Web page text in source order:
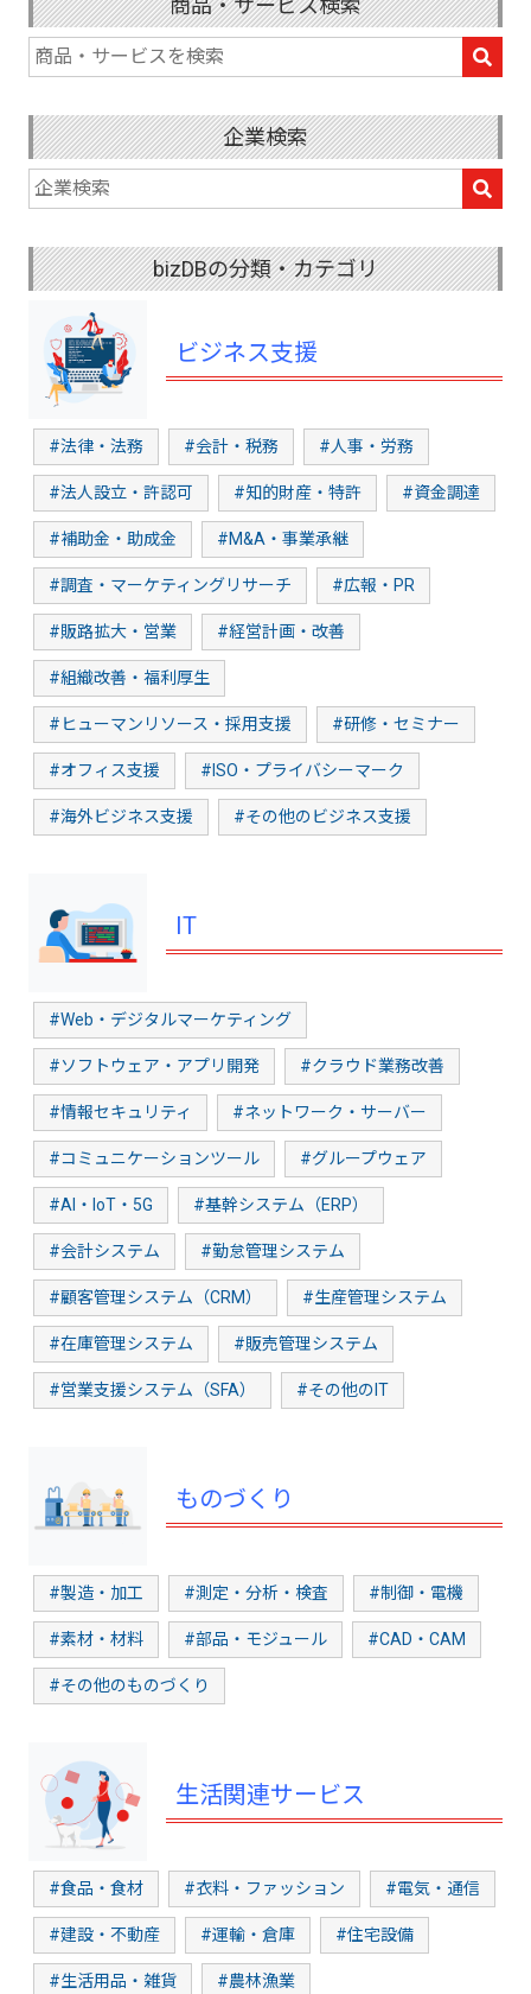
商品・サービス検索
企業検索
bizDBの分類・カテゴリ
ビジネス支援
#法律・法務 #会計・税務 #人事・労務
#法人設立・許認可 #知的財産・特許 #資金調達
#補助金・助成金 #M&A・事業承継
#調査・マーケティングリサーチ #広報・PR
#販路拡大・営業 #経営計画・改善
#組織改善・福利厚生
#ヒューマンリソース・採用支援 #研修・セミナー
#オフィス支援 #ISO・プライバシーマーク
#海外ビジネス支援 #その他のビジネス支援
IT
#Web・デジタルマーケティング
#ソフトウェア・アプリ開発 #クラウド業務改善
#情報セキュリティ #ネットワーク・サーバー
#コミュニケーションツール #グループウェア
#AI・IoT・5G #基幹システム（ERP）
#会計システム #勤怠管理システム
#顧客管理システム（CRM） #生産管理システム
#在庫管理システム #販売管理システム
#営業支援システム（SFA） #その他のIT
ものづくり
#製造・加工 #測定・分析・検査 #制御・電機
#素材・材料 #部品・モジュール #CAD・CAM
#その他のものづくり
生活関連サービス
#食品・食材 #衣料・ファッション #電気・通信
#建設・不動産 #運輸・倉庫 #住宅設備
#生活用品・雑貨 #農林漁業